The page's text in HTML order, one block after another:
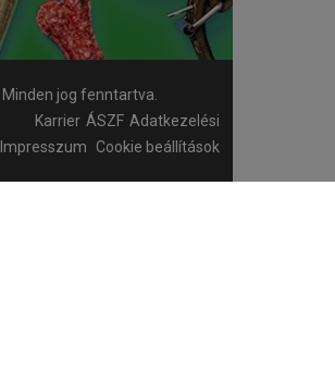
Minden jog fenntartva.
Karrier ÁSZF Adatkezelési
Impresszum Cookie beállítások